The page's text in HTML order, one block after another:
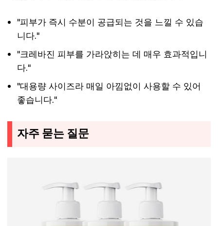
"피부가 즉시 수분이 공급되는 것을 느낄 수 있습
니다."
"크레바진 피부를 가라앉히는 데 매우 효과적입니
다."
"대용량 사이즈라 매일 아낌없이 사용할 수 있어
좋습니다."
자주 묻는 질문